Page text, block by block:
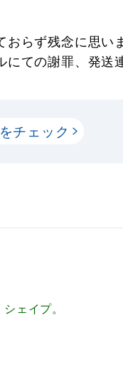
らず残念に思い
ての謝罪、発送
チェック
ェイプ。